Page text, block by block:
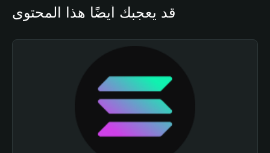
قد يعجبك أيضًا هذا المحتوى